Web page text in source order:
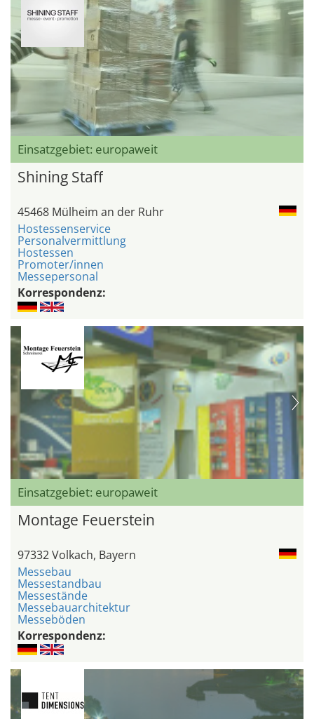
Einsatzgebiet: europaweit
Shining Staff
45468 Mülheim an der Ruhr
Hostessenservice
Personalvermittlung
Hostessen
Promoter/innen
Messepersonal
Korrespondenz:
Einsatzgebiet: europaweit
Montage Feuerstein
97332 Volkach, Bayern
Messebau
Messestandbau
Messestände
Messebauarchitektur
Messeböden
Korrespondenz: